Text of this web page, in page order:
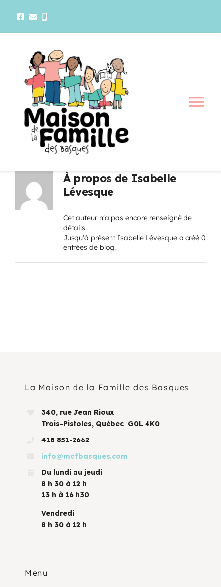
La maison
Activités
Services
Programmation
À propos de Isabelle
Lévesque
Cet auteur n'a pas encore renseigné de
détails.
Jusqu'à présent Isabelle Lévesque a créé 0
entrées de blog.
La Maison de la Famille des Basques
340, rue Jean Rioux
Trois-Pistoles, Québec G0L 4K0
418 851-2662
info@mdfbasques.com
Du lundi au jeudi
8 h 30 à 12 h
13 h à 16 h30
Vendredi
8 h 30 à 12 h
Menu